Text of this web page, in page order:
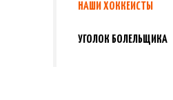
НАШИ ХОККЕИСТЫ
УГОЛОК БОЛЕЛЬЩИКА